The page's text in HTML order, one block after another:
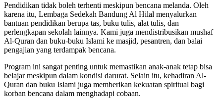
Pendidikan tidak boleh terhenti meskipun bencana melanda. Oleh
karena itu, Lembaga Sedekah Bandung Al Hilal menyalurkan
bantuan pendidikan berupa tas, buku tulis, alat tulis, dan
perlengkapan sekolah lainnya. Kami juga mendistribusikan mushaf
Al-Quran dan buku-buku Islami ke masjid, pesantren, dan balai
pengajian yang terdampak bencana.
Program ini sangat penting untuk memastikan anak-anak tetap bisa
belajar meskipun dalam kondisi darurat. Selain itu, kehadiran Al-
Quran dan buku Islami juga memberikan kekuatan spiritual bagi
korban bencana dalam menghadapi cobaan.